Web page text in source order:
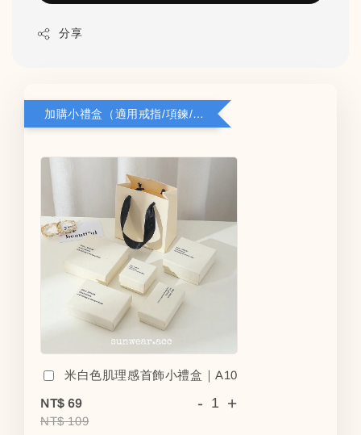
分享
加購小禮盒（適用戒指/項鍊/耳環）5*8*2.8
米白色肌理感首飾小禮盒｜A10
NT$ 69
NT$ 109
- +